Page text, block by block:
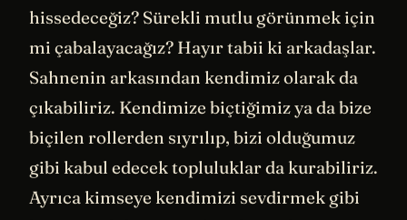
hissedeceğiz? Sürekli mutlu görünmek için
mi çabalayacağız? Hayır tabii ki arkadaşlar.
Sahnenin arkasından kendimiz olarak da
çıkabiliriz. Kendimize biçtiğimiz ya da bize
biçilen rollerden sıyrılıp, bizi olduğumuz
gibi kabul edecek topluluklar da kurabiliriz.
Ayrıca kimseye kendimizi sevdirmek gibi